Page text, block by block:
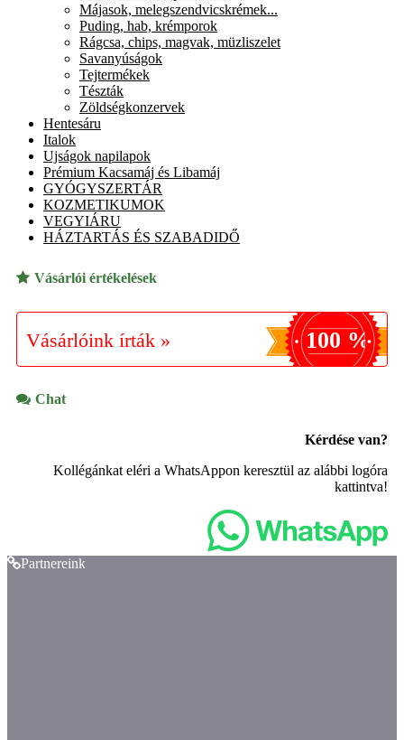
Májasok, melegszendvicskrémek...
Puding, hab, krémporok
Rágcsa, chips, magvak, müzliszelet
Savanyúságok
Tejtermékek
Tészták
Zöldségkonzervek
Hentesáru
Italok
Ujságok napilapok
Prémium Kacsamáj és Libamáj
GYÓGYSZERTÁR
KOZMETIKUMOK
VEGYIÁRU
HÁZTARTÁS ÉS SZABADIDŐ
Vásárlói értékelések
Vásárlóink írták » 100 %
Chat
Kérdése van?
Kollégánkat eléri a WhatsAppon keresztül az alábbi logóra
kattintva!
Partnereink